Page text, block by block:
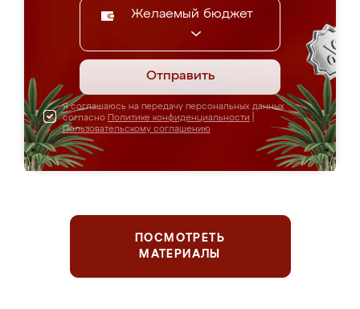
Желаемый бюджет
Отправить
Я соглашаюсь на передачу персональных данных
согласно Политике конфиденциальности
Пользовательскому соглашению
ПОСМОТРЕТЬ
МАТЕРИАЛЫ